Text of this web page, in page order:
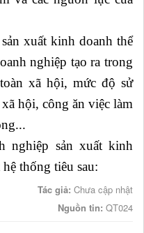
xuất kinh doanh thể
nghiệp tạo ra trong
xã hội, mức độ sử
hội, công ăn việc làm
nghiệp sản xuất kinh
thống tiêu sau:
Tác giả: Chưa cập nhật
Nguồn tin: QT024